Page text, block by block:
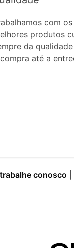
com os
produtos
da
até a
trabalhe conosco